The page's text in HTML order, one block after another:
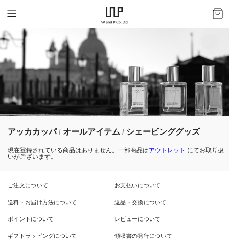
アッカカッパ / オールアイテム / シェービンググッズ
現在登録されている商品はありません。一部商品はアウトレット にてお取り扱
いがございます。
ご注文について お支払いについて
送料・お届け方法について 返品・交換について
ポイントについて レビューについて
ギフトラッピングについて 領収書の発行について